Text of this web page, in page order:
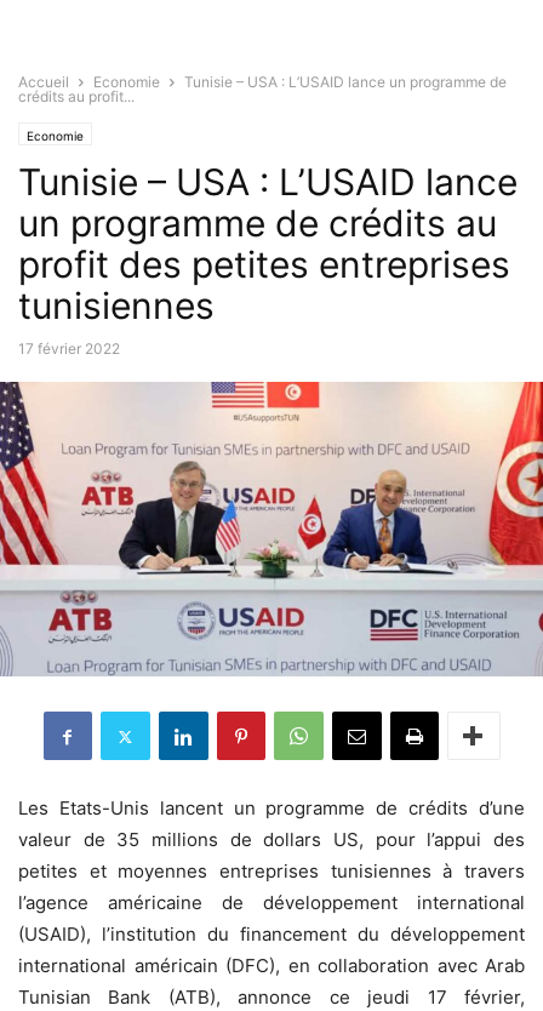
Accueil Economie
Tunisie – USA : L’USAID lance un programme de
crédits au profit...
Economie
Tunisie – USA : L’USAID lance
un programme de crédits au
profit des petites entreprises
tunisiennes
17 février 2022
Les Etats-Unis lancent un programme de crédits d’une
valeur de 35 millions de dollars US, pour l’appui des
petites et moyennes entreprises tunisiennes à travers
l’agence américaine de développement international
(USAID), l’institution du financement du développement
international américain (DFC), en collaboration avec Arab
Tunisian Bank (ATB), annonce ce jeudi 17 février,